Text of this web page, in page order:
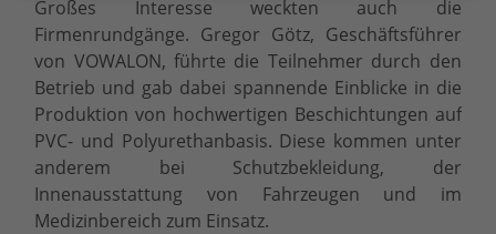
Großes Interesse weckten auch die
Firmenrundgänge. Gregor Götz, Geschäftsführer
von VOWALON, führte die Teilnehmer durch den
Betrieb und gab dabei spannende Einblicke in die
Produktion von hochwertigen Beschichtungen auf
PVC- und Polyurethanbasis. Diese kommen unter
anderem bei Schutzbekleidung, der
Innenausstattung von Fahrzeugen und im
Medizinbereich zum Einsatz.